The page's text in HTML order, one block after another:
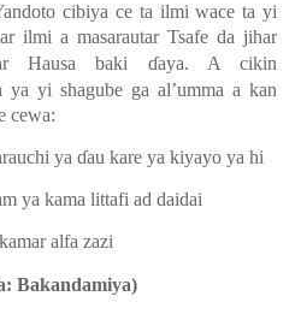
cibiya ce ta ilmi wace ta yi
ilmi a masarautar Tsafe da jihar
Hausa baki ɗaya. A cikin
ya yi shagube ga al’umma a kan
cewa:
ya ɗau kare ya kiyayo ya hi
ya kama littafi ad daidai
alfa zazi
Bakandamiya)